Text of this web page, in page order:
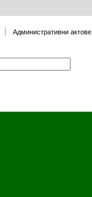
Административни актове